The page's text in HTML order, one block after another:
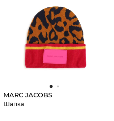
MARC JACOBS
Шапка